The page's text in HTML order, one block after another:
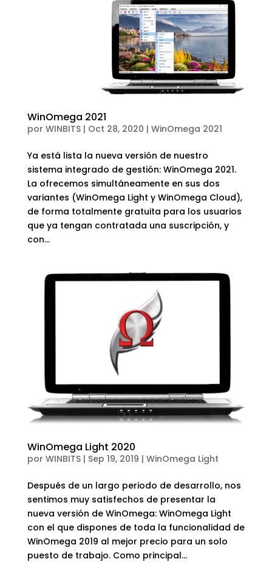
WinOmega 2021
por WINBITS| Oct 28, 2020 | WinOmega 2021
Ya está lista la nueva versión de nuestro
sistema integrado de gestión: WinOmega 2021.
La ofrecemos simultáneamente en sus dos
variantes (WinOmega Light y WinOmega Cloud),
de forma totalmente gratuita para los usuarios
que ya tengan contratada una suscripción, y
con...
WinOmega Light 2020
por WINBITS| Sep 19, 2019 | WinOmega Light
Después de un largo periodo de desarrollo, nos
sentimos muy satisfechos de presentar la
nueva versión de WinOmega: WinOmega Light
con el que dispones de toda la funcionalidad de
WinOmega 2019 al mejor precio para un solo
puesto de trabajo. Como principal...